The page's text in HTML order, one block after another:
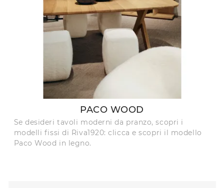
PACO WOOD
Se desideri tavoli moderni da pranzo, scopri i
modelli fissi di Riva1920: clicca e scopri il modello
Paco Wood in legno.